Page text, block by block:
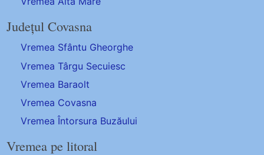
Județul Covasna
Vremea Sfântu Gheorghe
Vremea Târgu Secuiesc
Vremea Baraolt
Vremea Covasna
Vremea Întorsura Buzăului
Vremea pe litoral